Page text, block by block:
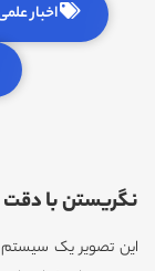
اخبار علمی
نگریستن با دقت